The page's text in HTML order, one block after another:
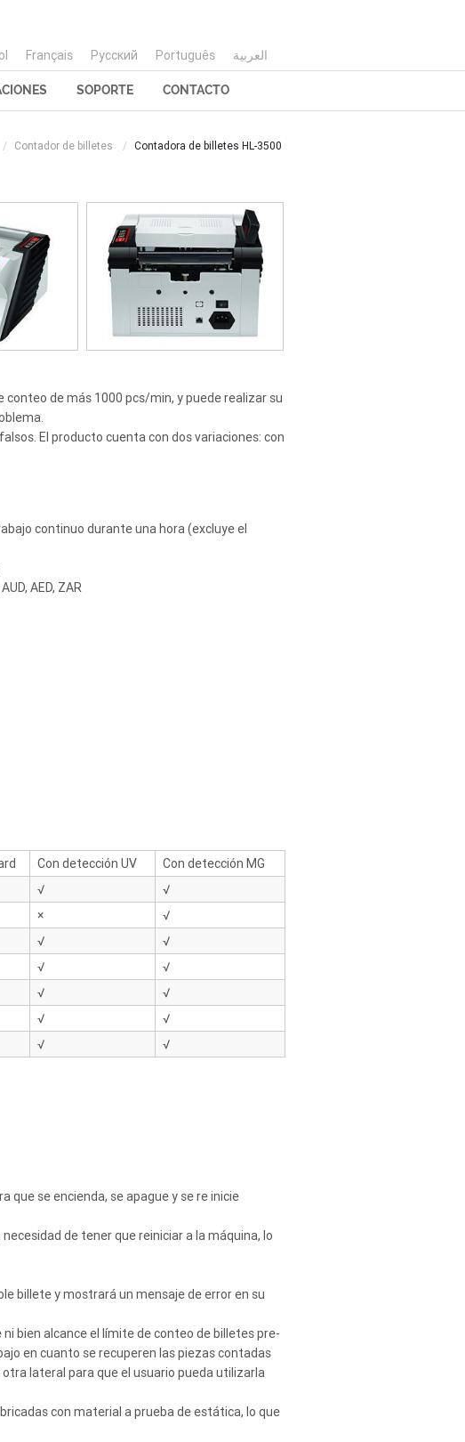
Français Русский Português العربية
SOPORTE CONTACTO
Contador de billetes Contadora de billetes HL-3500
conteo de más 1000 pcs/min, y puede realizar su
El producto cuenta con dos variaciones: con
continuo durante una hora (excluye el
AED, ZAR
Con detección UV
Con detección MG
√
√
×
√
√
√
√
√
√
√
√
√
√ √
que se encienda, se apague y se re inicie
de tener que reiniciar a la máquina, lo
billete y mostrará un mensaje de error en su
bien alcance el límite de conteo de billetes pre-
en cuanto se recuperen las piezas contadas
lateral para que el usuario pueda utilizarla
con material a prueba de estática, lo que